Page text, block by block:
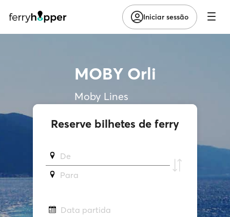
Iniciar sessão
MOBY Orli
Moby Lines
Reserve bilhetes de ferry
De
Para
Data partida